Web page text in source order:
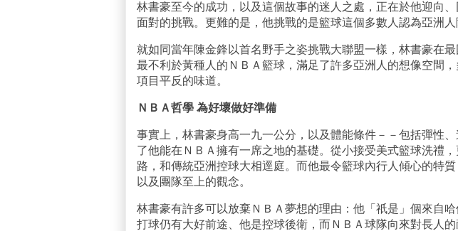
林書豪至今的成功，以及這個故事的迷人之處，正在於他迎向
面對的挑戰。更難的是，他挑戰的是籃球這個多數人認為亞洲人
就如同當年陳金鋒以首名野手之姿挑戰大聯盟一樣，林書豪在
最不利於黃種人的ＮＢＡ籃球，滿足了許多亞洲人的想像空間
項目平反的味道。
ＮＢＡ哲學 為好壞做好準備
事實上，林書豪身高一九一公分，以及體能條件－－包括彈性
了他能在ＮＢＡ擁有一席之地的基礎。從小接受美式籃球洗禮
路，和傳統亞洲控球大相逕庭。而他最令籃球內行人傾心的特
以及團隊至上的觀念。
林書豪有許多可以放棄ＮＢＡ夢想的理由：他「祇是」個來自
打球仍有大好前途、他是控球後衛，而ＮＢＡ球隊向來對長人的